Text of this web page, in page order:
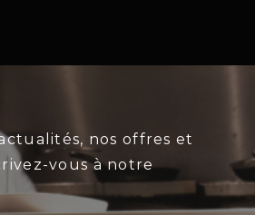
nos offres et
vous à notre